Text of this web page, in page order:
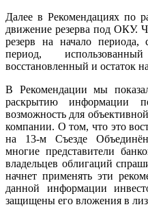
Далее в Рекомендациях по
движение резерва под ОКУ.
резерв на начало периода,
период,
восстановленный и остаток
В Рекомендации мы
раскрытию
возможность для
компании. О том, что это
на 13-м Съезде
многие представители
владельцев облигаций
начнет применять эти
данной информации
защищены его вложения в